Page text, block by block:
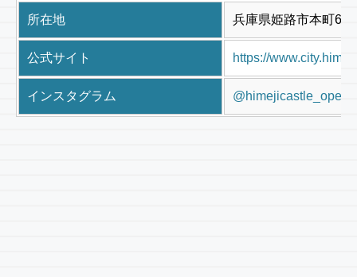
所在地 兵庫県姫路市本町68
公式サイト https://
インスタグラム